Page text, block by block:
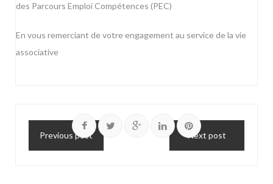
des Parcours Emploi Compétences (PEC)
En vous remerciant de votre engagement au service de la vie
associative
Previous post Next post